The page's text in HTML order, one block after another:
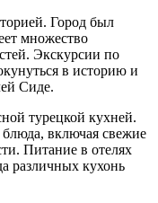
Город был
множество
Экскурсии по
в историю и
Сиде.
турецкой кухней.
включая свежие
Питание в отелях
различных кухонь